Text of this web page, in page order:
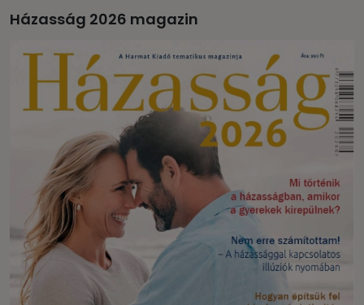
Házasság 2026 magazin